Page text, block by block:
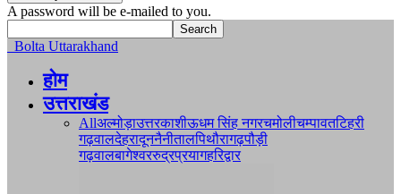
A password will be e-mailed to you.
Bolta Uttarakhand
होम
उत्तराखंड
Allअल्मोड़ाउत्तरकाशीऊधम सिंह नगरचमोलीचम्पावतटिहरी
गढ़वालदेहरादूननैनीतालपिथौरागढ़पौड़ी
गढ़वालबागेश्वररुद्रप्रयागहरिद्वार